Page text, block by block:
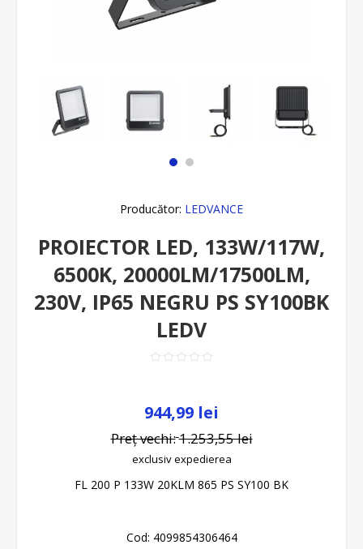
Producător: LEDVANCE
PROIECTOR LED, 133W/117W,
6500K, 20000LM/17500LM,
230V, IP65 NEGRU PS SY100BK
LEDV
944,99 lei
Preț vechi:1.253,55 lei
exclusivexpedierea
FL 200 P 133W 20KLM 865 PS SY100 BK
Cod: 4099854306464